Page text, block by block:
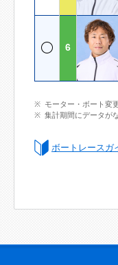
6
モーター・ボート変
集計期間にデータが
ボートレースガ